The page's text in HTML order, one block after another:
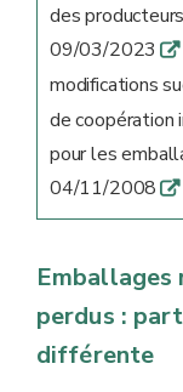
des
09/03/2023 q
modifications
de coopération
pour les
04/11/2008 q
Emballages
perdus :
différente